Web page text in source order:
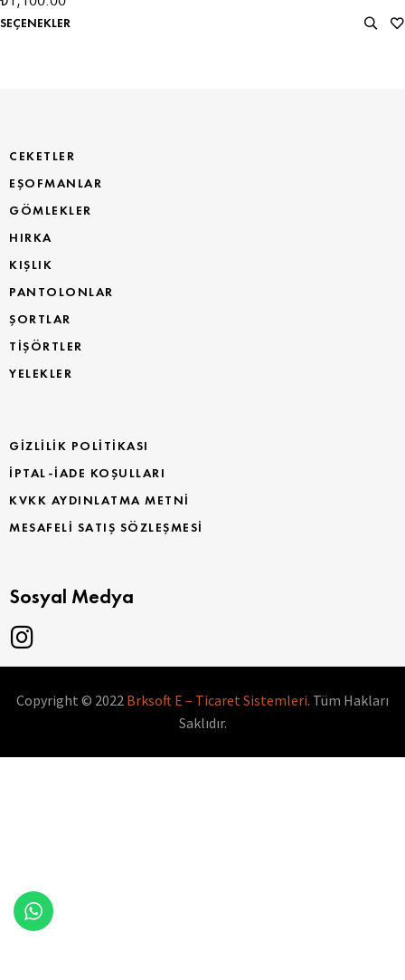
SEÇENEKLER
CEKETLER
EŞOFMANLAR
GÖMLEKLER
HIRKA
KIŞLIK
PANTOLONLAR
ŞORTLAR
TİŞÖRTLER
YELEKLER
GIZLILIK POLITIKASI
İPTAL-İADE KOŞULLARI
KVKK AYDINLATMA METNI
MESAFELI SATIŞ SÖZLEŞMESI
Sosyal Medya
Copyright © 2022 Brksoft E – Ticaret Sistemleri. Tüm Hakları
Saklıdır.